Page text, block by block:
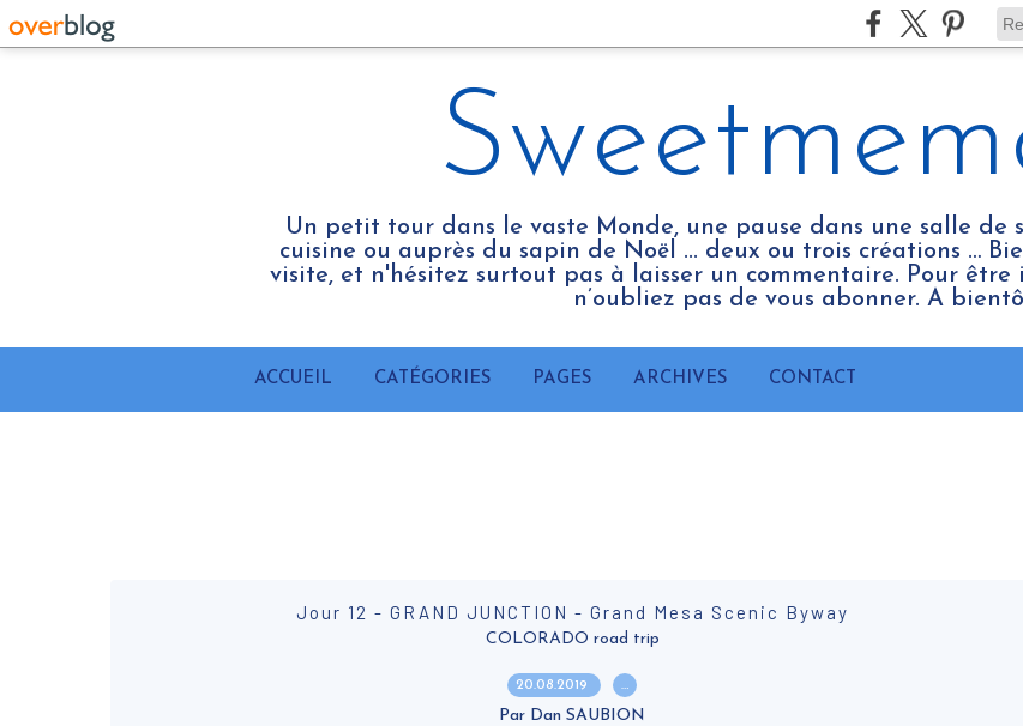
Un petit tour dans le vaste Monde, une pause dans une salle de
cuisine ou auprès du sapin de Noël ... deux ou trois créations …
visite, et n'hésitez surtout pas à laisser un commentaire. Pour être
n’oubliez pas de vous abonner. A
ACCUEIL CATÉGORIES PAGES ARCHIVES CONTACT
Jour 12 - GRAND JUNCTION - Grand Mesa Scenic Byway
COLORADO road trip
20.08.2019 …
Par Dan SAUBION